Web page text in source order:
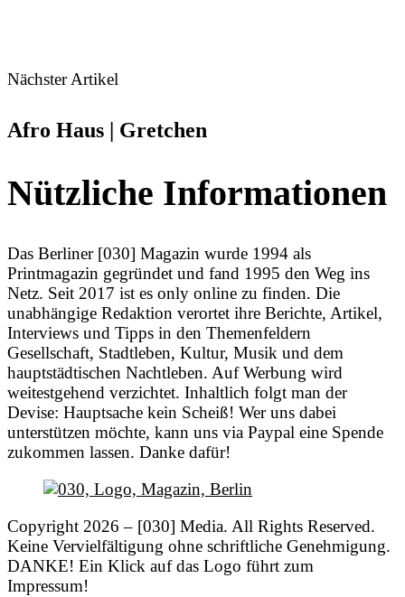
Nächster Artikel
Afro Haus | Gretchen
Nützliche Informationen
Das Berliner [030] Magazin wurde 1994 als
Printmagazin gegründet und fand 1995 den Weg ins
Netz. Seit 2017 ist es only online zu finden. Die
unabhängige Redaktion verortet ihre Berichte, Artikel,
Interviews und Tipps in den Themenfeldern
Gesellschaft, Stadtleben, Kultur, Musik und dem
hauptstädtischen Nachtleben. Auf Werbung wird
weitestgehend verzichtet. Inhaltlich folgt man der
Devise: Hauptsache kein Scheiß! Wer uns dabei
unterstützen möchte, kann uns via Paypal eine Spende
zukommen lassen. Danke dafür!
Copyright 2026 – [030] Media. All Rights Reserved.
Keine Vervielfältigung ohne schriftliche Genehmigung.
DANKE! Ein Klick auf das Logo führt zum
Impressum!